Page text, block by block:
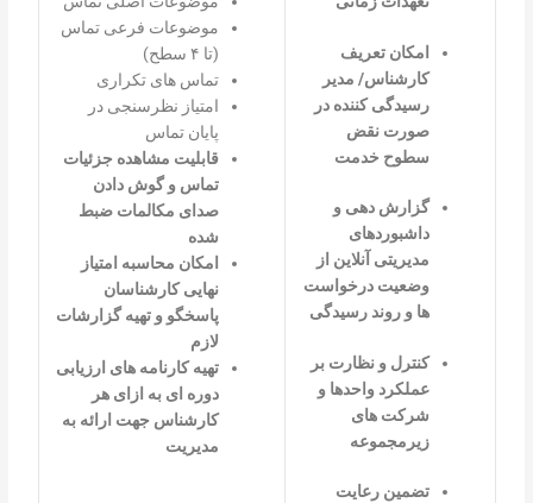
امکان تعریف
کارشناس/ مدیر
رسیدگی کننده در
صورت نقض
سطوح خدمت
گزارش دهی و
داشبوردهای
مدیریتی آنلاین از
وضعیت درخواست
ها و روند رسیدگی
کنترل و نظارت بر
عملکرد واحدها و
شرکت های
زیرمجموعه
تضمین رعایت
موضوعات فرعی تماس
(تا ۴ سطح)
تماس های تکراری
امتیاز نظرسنجی در
پایان تماس
قابلیت مشاهده جزئیات
تماس و گوش دادن
صدای مکالمات ضبط
شده
امکان محاسبه امتیاز
نهایی کارشناسان
پاسخگو و تهیه گزارشات
لازم
تهیه کارنامه های ارزیابی
دوره ای به ازای هر
کارشناس جهت ارائه به
مدیریت